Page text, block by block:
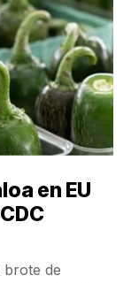
en EU
brote de